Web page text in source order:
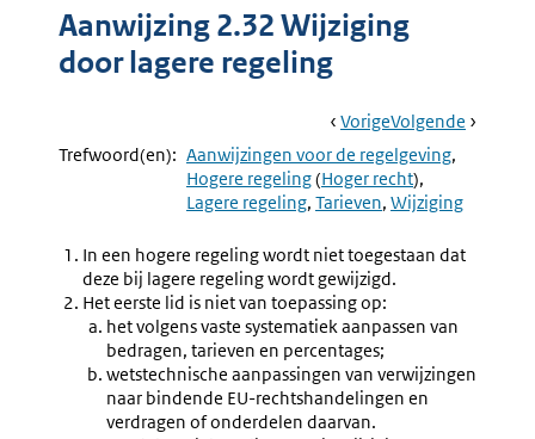
Aanwijzing 2.32 Wijziging
door lagere regeling
Book
Navigation
Ga
Naar
VorigePagina:
Aanwijzing
2.31
Afwijking
Bij
Regelgeving
Ga
Naar
Volgende Pagina:
Trefwoord(en): Aanwijzingen voor de regelgeving
Hogere regeling(Hoger recht)
Lagere regeling Tarieven Wijziging
In een hogere regeling wordt niet toegestaan dat
deze bij lagere regeling wordt gewijzigd.
Het eerste lid is niet van toepassing op:
het volgens vaste systematiek aanpassen van
bedragen, tarieven en percentages;
wetstechnische aanpassingen van verwijzingen
naar bindende EU-rechtshandelingen en
verdragen of onderdelen daarvan.